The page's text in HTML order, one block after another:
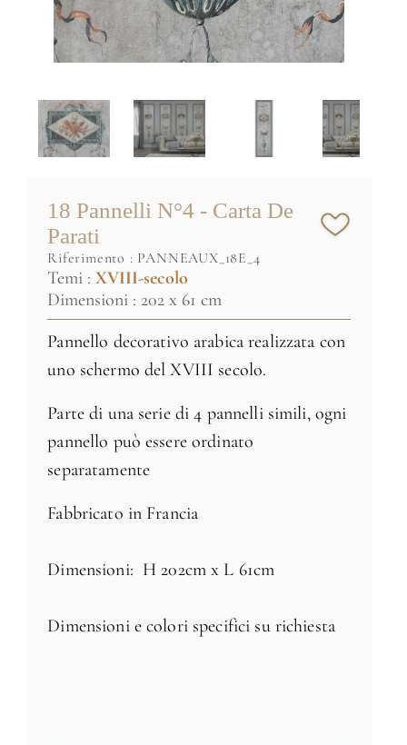
18 Pannelli N°4 - Carta De
Parati
riferimento : PANNEAUX_18E_4
Temi :XVIII-secolo
Dimensioni : 202 x 61 cm
Pannello decorativo arabica realizzata con
uno schermo del XVIII secolo.
Parte di una serie di 4 pannelli simili, ogni
pannello può essere ordinato
separatamente
Fabbricato in Francia
Dimensioni: H 202cm x L 61cm
Dimensioni e colori specifici su richiesta